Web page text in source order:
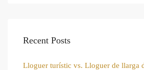
Recent Posts
Lloguer turístic vs. Lloguer de llarga